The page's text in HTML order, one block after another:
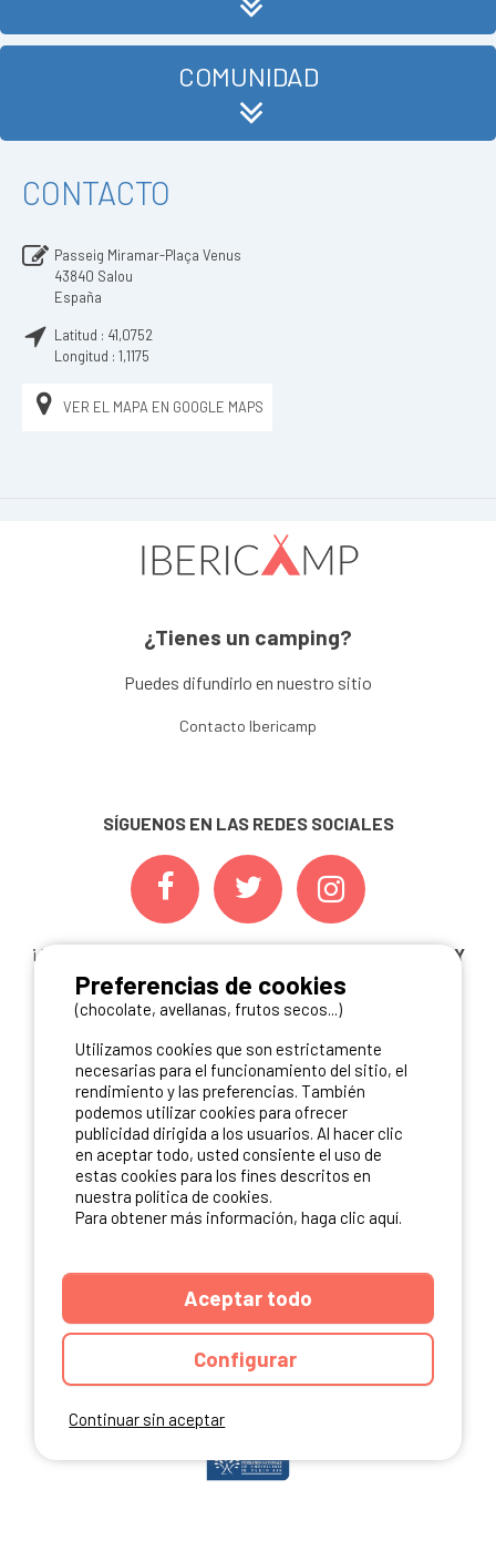
COMUNIDAD
CONTACTO
Passeig Miramar-Plaça Venus
43840 Salou
España
Latitud : 41,0752
Longitud : 1,1175
VER EL MAPA EN GOOGLE MAPS
¿Tienes un camping?
Puedes difundirlo en nuestro sitio
Contacto Ibericamp
SÍGUENOS EN LAS REDES SOCIALES
¡ Y NO TE PIERDAS NUESTRAS
OFERTAS, CONCURSOS Y
NOVEDADESINSCRIBIÉNDOTE A NUESTRA
NEWSLETTER!
ME INSCRIBO
NUESTROS PARTNERS
Continuar sin aceptar
Preferencias de cookies
(chocolate, avellanas, frutos secos...)
Utilizamos cookies que son estrictamente
necesarias para el funcionamiento del sitio, el
rendimiento y las preferencias. También
podemos utilizar cookies para ofrecer
publicidad dirigida a los usuarios. Al hacer clic
en aceptar todo, usted consiente el uso de
estas cookies para los fines descritos en
nuestra política de cookies.
Para obtener más información, haga clic aquí.
Aceptar todo
Configurar